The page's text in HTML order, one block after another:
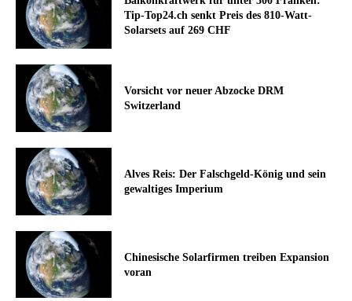
Tip-Top24.ch senkt Preis des 810-Watt-
Solarsets auf 269 CHF
Vorsicht vor neuer Abzocke DRM
Switzerland
Alves Reis: Der Falschgeld-König und sein
gewaltiges Imperium
Chinesische Solarfirmen treiben Expansion
voran